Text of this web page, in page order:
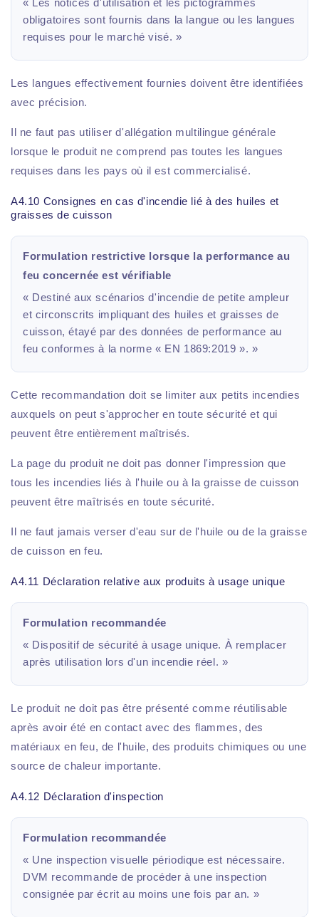
« Les notices d'utilisation et les pictogrammes
obligatoires sont fournis dans la langue ou les langues
requises pour le marché visé. »
Les langues effectivement fournies doivent être identifiées
avec précision.
Il ne faut pas utiliser d'allégation multilingue générale
lorsque le produit ne comprend pas toutes les langues
requises dans les pays où il est commercialisé.
A4.10 Consignes en cas d'incendie lié à des huiles et
graisses de cuisson
Formulation restrictive lorsque la performance au
feu concernée est vérifiable
« Destiné aux scénarios d'incendie de petite ampleur
et circonscrits impliquant des huiles et graisses de
cuisson, étayé par des données de performance au
feu conformes à la norme « EN 1869:2019 ». »
Cette recommandation doit se limiter aux petits incendies
auxquels on peut s'approcher en toute sécurité et qui
peuvent être entièrement maîtrisés.
La page du produit ne doit pas donner l'impression que
tous les incendies liés à l'huile ou à la graisse de cuisson
peuvent être maîtrisés en toute sécurité.
Il ne faut jamais verser d'eau sur de l'huile ou de la graisse
de cuisson en feu.
A4.11 Déclaration relative aux produits à usage unique
Formulation recommandée
« Dispositif de sécurité à usage unique. À remplacer
après utilisation lors d'un incendie réel. »
Le produit ne doit pas être présenté comme réutilisable
après avoir été en contact avec des flammes, des
matériaux en feu, de l'huile, des produits chimiques ou une
source de chaleur importante.
A4.12 Déclaration d'inspection
Formulation recommandée
« Une inspection visuelle périodique est nécessaire.
DVM recommande de procéder à une inspection
consignée par écrit au moins une fois par an. »